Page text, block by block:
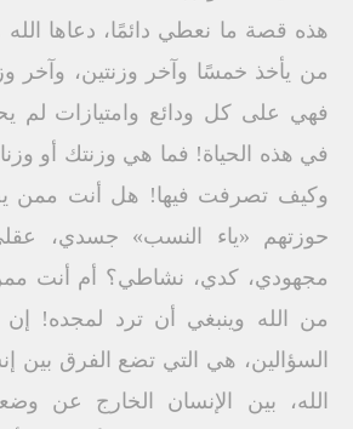
هذه قصة ما نعطي دائمًا، دعاها
من يأخذ خمسًا وآخر وزنتين، وآخر
فهي على كل ودائع وامتيازات لم
في هذه الحياة! فما هي وزنتك أو
وكيف تصرفت فيها! هل أنت ممن
حوزتهم «ياء النسب» جسدي،
مجهودي، كدي، نشاطي؟ أم أنت
من الله وينبغي أن ترد لمجده! إن
السؤالين، هي التي تضع الفرق بين
الله، بين الإنسان الخارج عن